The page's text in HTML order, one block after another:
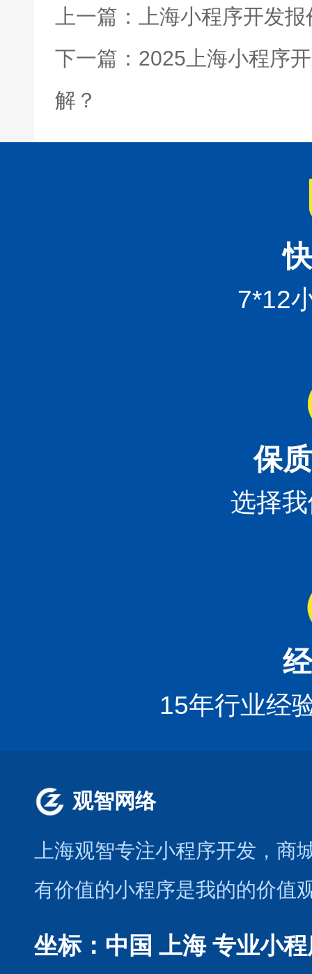
上一篇：上海小程序开发
下一篇：2025上海小程序
解？
7*12
保
选择
15年行业经
观智网络
上海观智专注小程序开发 ，商
有价值的小程序是我的的价值
坐标：中国 上海 专业小